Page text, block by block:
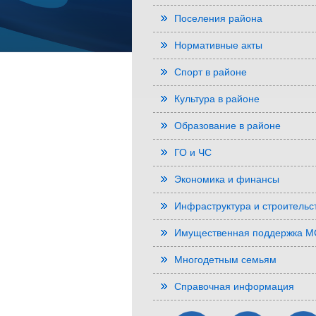
Поселения района
Нормативные акты
Спорт в районе
Культура в районе
Образование в районе
ГО и ЧС
Экономика и финансы
Инфраструктура и
Имущественная поддержка
Многодетным семьям
Справочная информация